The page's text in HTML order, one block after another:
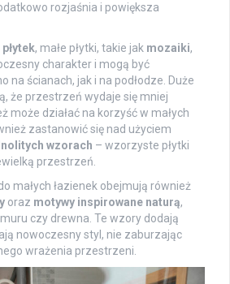
rozjaśnia i powiększa
, małe płytki, takie jak mozaiki,
charakter i mogą być
na ścianach, jak i na podłodze. Duże
że przestrzeń wydaje się mniej
może działać na korzyść w małych
zastanowić się nad użyciem
wzorach – wzorzyste płytki
przestrzeń.
małych łazienek obejmują również
oraz motywy inspirowane naturą,
czy drewna. Te wzory dodają
nowoczesny styl, nie zaburzając
wrażenia przestrzeni.